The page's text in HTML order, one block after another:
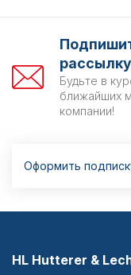
Будьте в
ближайших
компании!
Оформить
HL Hutterer &